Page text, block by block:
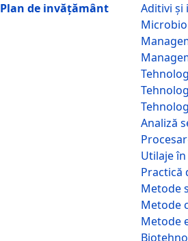
Plan de invățământ
Aditivi şi
Analiză
Utilaje
Practică
Metode
Metode
Metode